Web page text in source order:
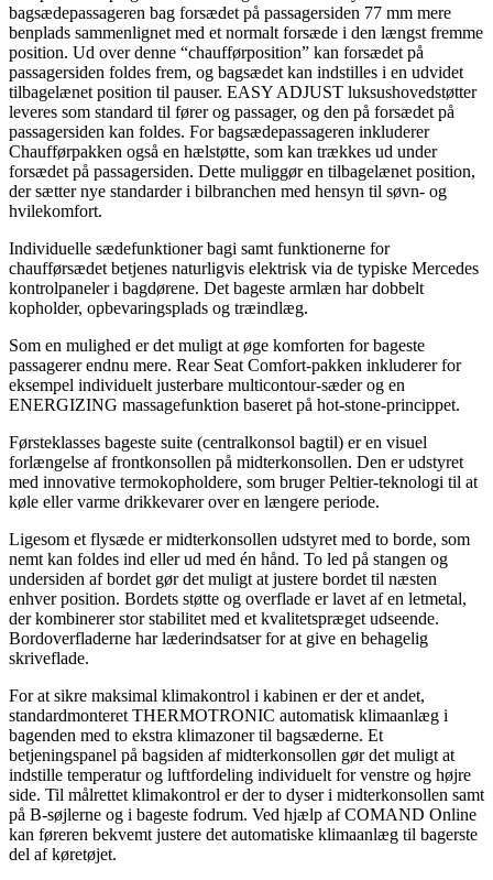
bagsædepassageren bag forsædet på passagersiden 77 mm mere
benplads sammenlignet med et normalt forsæde i den længst fremme
position. Ud over denne “chaufførposition” kan forsædet på
passagersiden foldes frem, og bagsædet kan indstilles i en udvidet
tilbagelænet position til pauser. EASY ADJUST luksushovedstøtter
leveres som standard til fører og passager, og den på forsædet på
passagersiden kan foldes. For bagsædepassageren inkluderer
Chaufførpakken også en hælstøtte, som kan trækkes ud under
forsædet på passagersiden. Dette muliggør en tilbagelænet position,
der sætter nye standarder i bilbranchen med hensyn til søvn- og
hvilekomfort.
Individuelle sædefunktioner bagi samt funktionerne for
chaufførsædet betjenes naturligvis elektrisk via de typiske Mercedes
kontrolpaneler i bagdørene. Det bageste armlæn har dobbelt
kopholder, opbevaringsplads og træindlæg.
Som en mulighed er det muligt at øge komforten for bageste
passagerer endnu mere. Rear Seat Comfort-pakken inkluderer for
eksempel individuelt justerbare multicontour-sæder og en
ENERGIZING massagefunktion baseret på hot-stone-princippet.
Førsteklasses bageste suite (centralkonsol bagtil) er en visuel
forlængelse af frontkonsollen på midterkonsollen. Den er udstyret
med innovative termokopholdere, som bruger Peltier-teknologi til at
køle eller varme drikkevarer over en længere periode.
Ligesom et flysæde er midterkonsollen udstyret med to borde, som
nemt kan foldes ind eller ud med én hånd. To led på stangen og
undersiden af bordet gør det muligt at justere bordet til næsten
enhver position. Bordets støtte og overflade er lavet af en letmetal,
der kombinerer stor stabilitet med et kvalitetspræget udseende.
Bordoverfladerne har læderindsatser for at give en behagelig
skriveflade.
For at sikre maksimal klimakontrol i kabinen er der et andet,
standardmonteret THERMOTRONIC automatisk klimaanlæg i
bagenden med to ekstra klimazoner til bagsæderne. Et
betjeningspanel på bagsiden af midterkonsollen gør det muligt at
indstille temperatur og luftfordeling individuelt for venstre og højre
side. Til målrettet klimakontrol er der to dyser i midterkonsollen samt
på B-søjlerne og i bageste fodrum. Ved hjælp af COMAND Online
kan føreren bekvemt justere det automatiske klimaanlæg til bagerste
del af køretøjet.